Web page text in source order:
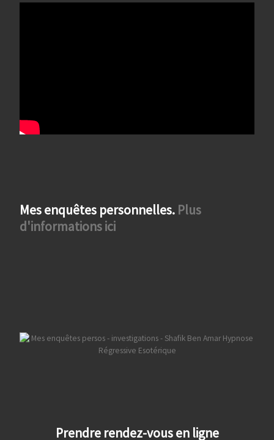
Mes enquêtes personnelles. Plus
d'informations ici
Prendre rendez-vous en ligne